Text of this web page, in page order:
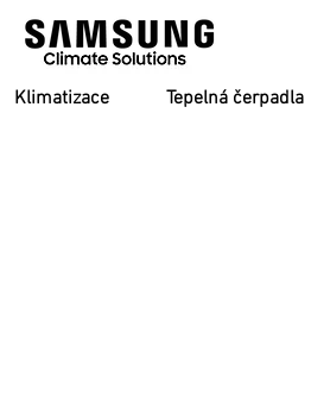
Klimatizace Tepelná čerpadla